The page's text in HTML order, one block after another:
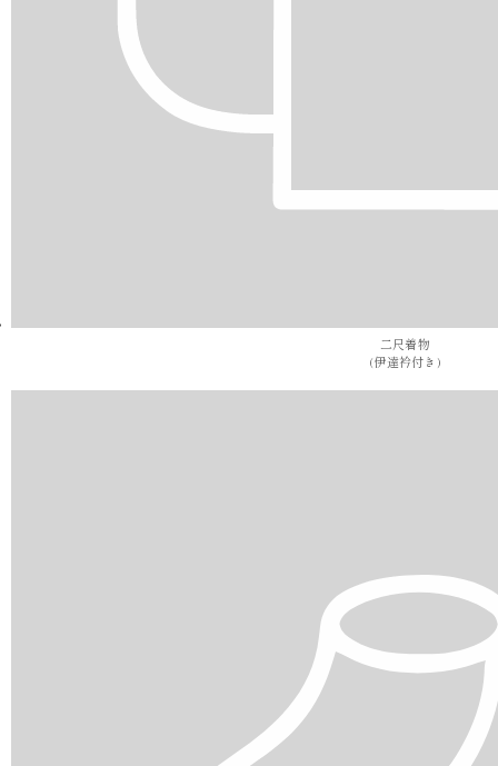
二尺着物
(伊達衿付き)